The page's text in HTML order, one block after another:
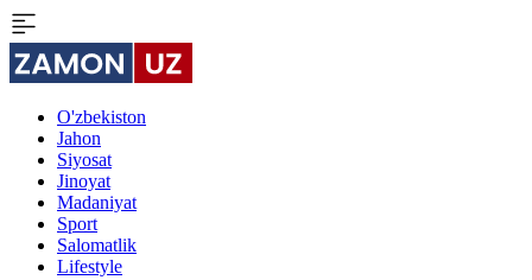
O'zbekiston
Jahon
Siyosat
Jinoyat
Madaniyat
Sport
Salomatlik
Lifestyle